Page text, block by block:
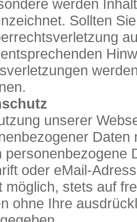
werden
Sollten
unserer
personenbezogene
oder eMail-
möglich, stets auf
ohne Ihre